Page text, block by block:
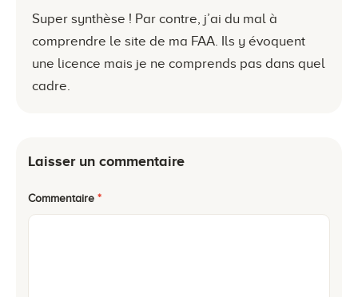
Super synthèse ! Par contre, j’ai du mal à
comprendre le site de ma FAA. Ils y évoquent
une licence mais je ne comprends pas dans quel
cadre.
Laisser un commentaire
Commentaire *